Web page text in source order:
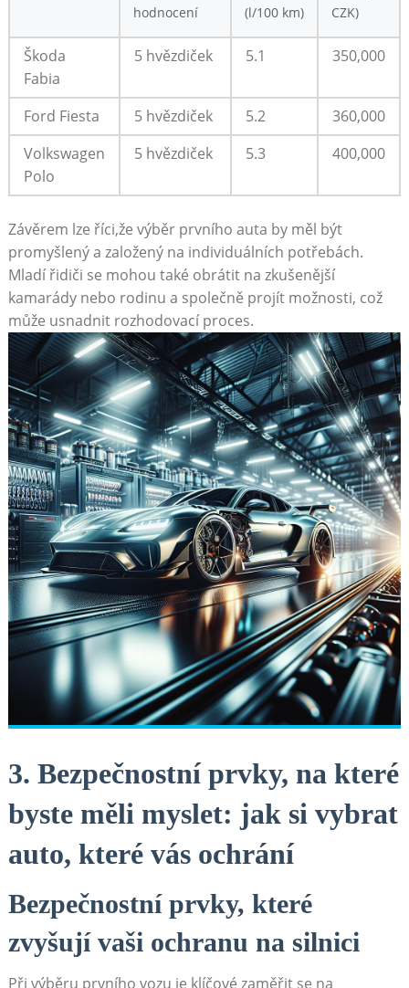
hodnocení
(l/100 km)
CZK)
Škoda
Fabia
5 hvězdiček 5.1 350,000
Ford Fiesta 5 hvězdiček 5.2
360,000
Volkswagen
Polo
5 hvězdiček 5.3 400,000
Závěrem lze říci,že výběr prvního auta by měl být
promyšlený a založený na individuálních potřebách.
Mladí řidiči se mohou také obrátit na zkušenější
kamarády nebo rodinu a společně projít možnosti, což
může usnadnit rozhodovací proces.
3. Bezpečnostní prvky, na které
byste měli myslet: jak si vybrat
auto, které vás ochrání
Bezpečnostní prvky, které
zvyšují vaši ochranu na silnici
Při výběru prvního vozu je klíčové zaměřit se na